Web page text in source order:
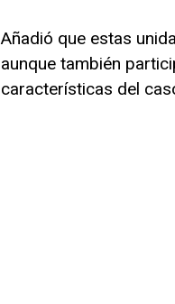
Añadió que estas
aunque también
características del